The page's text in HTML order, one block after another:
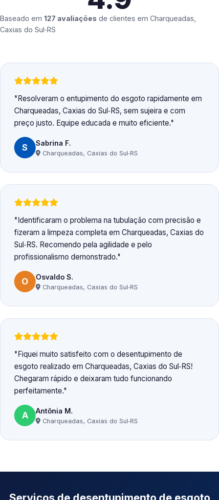
Baseado em 127 avaliações de clientes em Charqueadas,
Caxias do Sul‑RS
Resolveram o entupimento do esgoto rapidamente em
Charqueadas, Caxias do Sul‑RS, sem sujeira e com
preço justo. Equipe educada e muito eficiente.
S Sabrina F.
Charqueadas, Caxias do Sul‑RS
Identificaram o problema na tubulação com precisão e
fizeram a limpeza completa em Charqueadas, Caxias do
Sul‑RS. Recomendo pela agilidade e pelo
profissionalismo demonstrado.
O Osvaldo S.
Charqueadas, Caxias do Sul‑RS
Fiquei muito satisfeito com o desentupimento de
esgoto realizado em Charqueadas, Caxias do Sul‑RS!
Chegaram rápido e deixaram tudo funcionando
perfeitamente.
A Antônia M.
Charqueadas, Caxias do Sul‑RS